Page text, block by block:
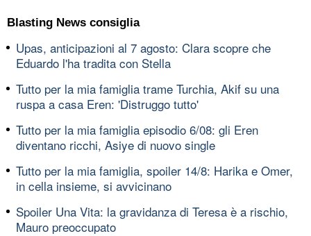
Blasting News consiglia
Upas, anticipazioni al 7 agosto: Clara scopre che
Eduardo l'ha tradita con Stella
Tutto per la mia famiglia trame Turchia, Akif su una
ruspa a casa Eren: 'Distruggo tutto'
Tutto per la mia famiglia episodio 6/08: gli Eren
diventano ricchi, Asiye di nuovo single
Tutto per la mia famiglia, spoiler 14/8: Harika e Omer,
in cella insieme, si avvicinano
Spoiler Una Vita: la gravidanza di Teresa è a rischio,
Mauro preoccupato